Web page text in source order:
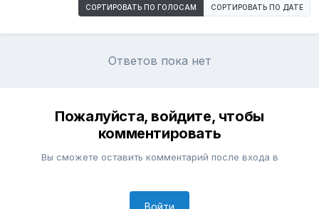
СОРТИРОВАТЬ ПО ГОЛОСАМ СОРТИРОВАТЬ ПО ДАТЕ
Ответов пока нет
Пожалуйста, войдите, чтобы
комментировать
Вы сможете оставить комментарий после входа в